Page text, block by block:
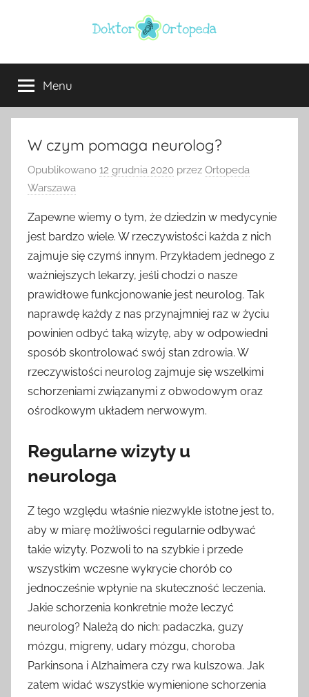
Doktor
ortopeda
Warszawa
usg
Warszawa,
ginekolog,
urolog,
Menu
W czym pomaga neurolog?
Opublikowano 12 grudnia 2020 przez Ortopeda
Warszawa
Zapewne wiemy o tym, że dziedzin w medycynie
jest bardzo wiele. W rzeczywistości każda z nich
zajmuje się czymś innym. Przykładem jednego z
ważniejszych lekarzy, jeśli chodzi o nasze
prawidłowe funkcjonowanie jest neurolog. Tak
naprawdę każdy z nas przynajmniej raz w życiu
powinien odbyć taką wizytę, aby w odpowiedni
sposób skontrolować swój stan zdrowia. W
rzeczywistości neurolog zajmuje się wszelkimi
schorzeniami związanymi z obwodowym oraz
ośrodkowym układem nerwowym.
Regularne wizyty u
neurologa
Z tego względu właśnie niezwykle istotne jest to,
aby w miarę możliwości regularnie odbywać
takie wizyty. Pozwoli to na szybkie i przede
wszystkim wczesne wykrycie chorób co
jednocześnie wpłynie na skuteczność leczenia.
Jakie schorzenia konkretnie może leczyć
neurolog? Należą do nich: padaczka, guzy
mózgu, migreny, udary mózgu, choroba
Parkinsona i Alzhaimera czy rwa kulszowa. Jak
zatem widać wszystkie wymienione schorzenia